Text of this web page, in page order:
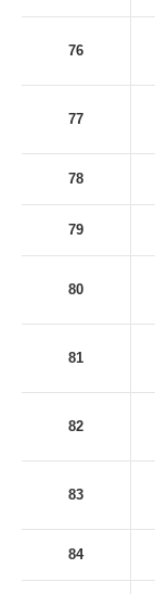
76
77
78
79
80
81
82
83
84